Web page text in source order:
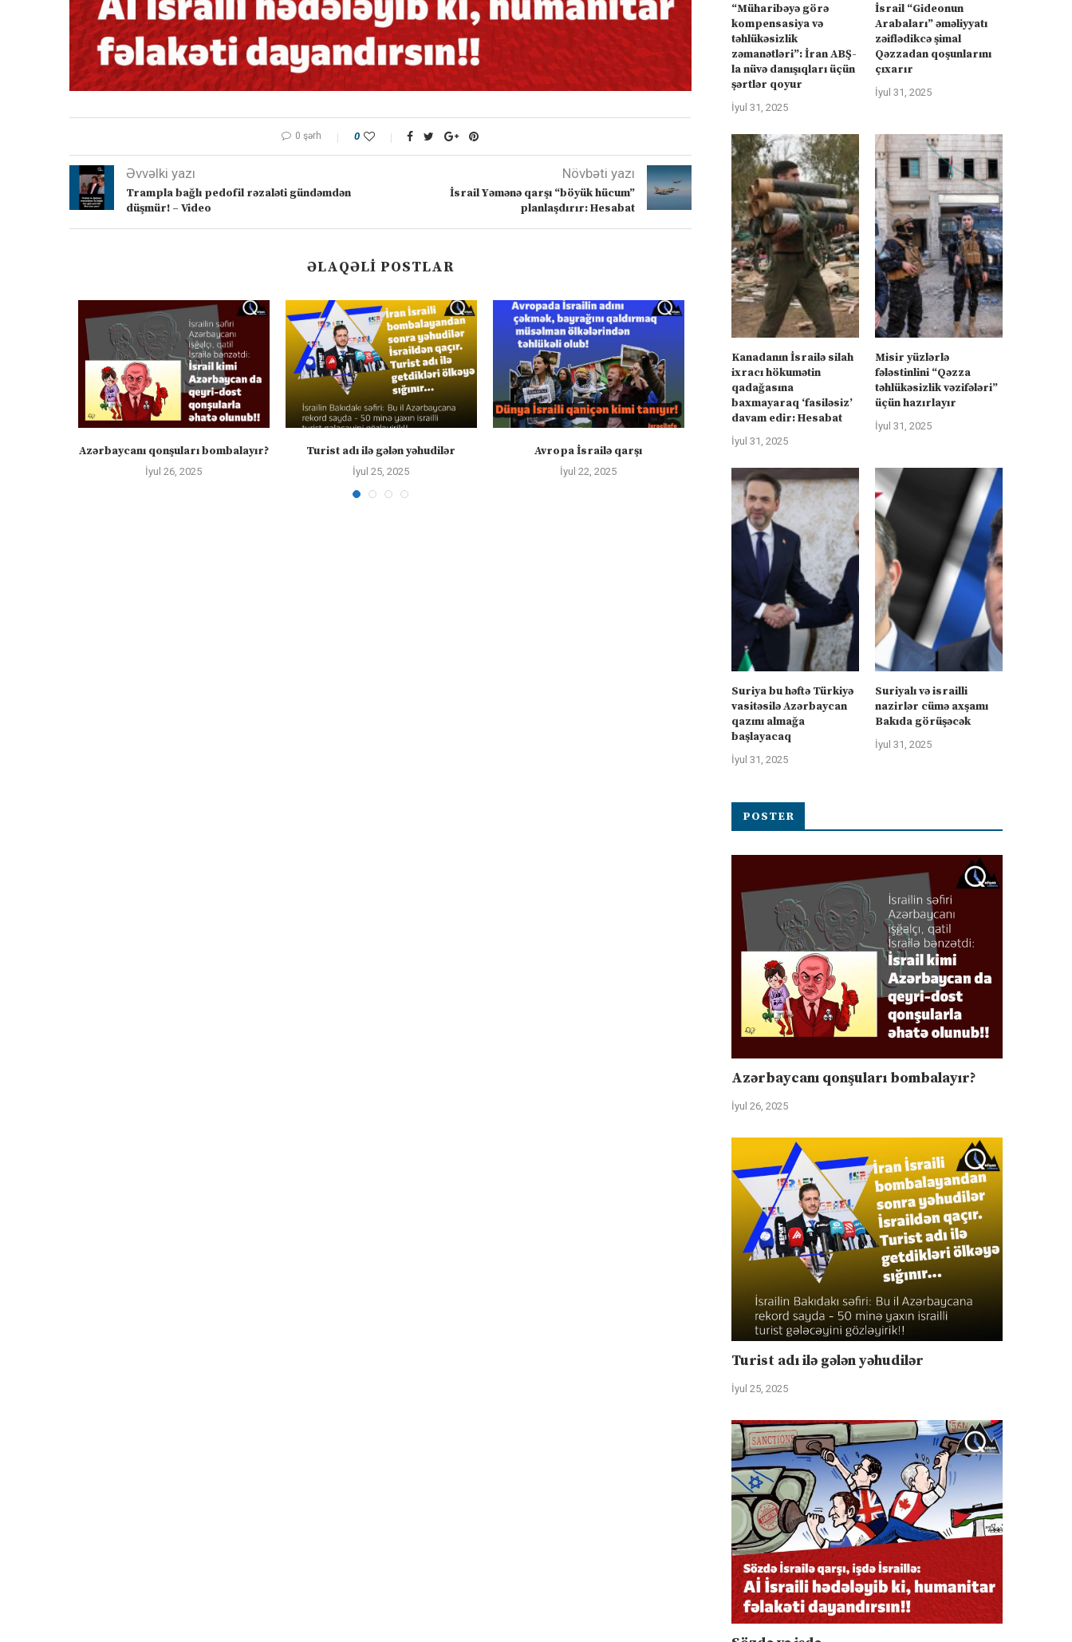
0 şərh 0
Əvvəlki yazı
Trampla bağlı pedofil rəzaləti gündəmdən
düşmür! – Video
Növbəti yazı
İsrail Yəmənə qarşı “böyük hücum”
planlaşdırır: Hesabat
ƏLAQƏLI POSTLAR
Azərbaycanı qonşuları bombalayır?
İyul 26, 2025
Turist adı ilə gələn yəhudilər
İyul 25, 2025
Avropa İsrailə qarşı
İyul 22, 2025
Bakı Kiyevin yanında
İyul 21, 2025 İyul 20, 2025
“Müharibəyə görə
kompensasiya və
təhlükəsizlik
zəmanətləri”: İran ABŞ-
la nüvə danışıqları üçün
şərtlər qoyur
İyul 31, 2025
İsrail “Gideonun
Arabaları” əməliyyatı
zəiflədikcə şimal
Qəzzadan qoşunlarını
çıxarır
İyul 31, 2025
Kanadanın İsrailə silah
ixracı hökumətin
qadağasına
baxmayaraq ‘fasiləsiz’
davam edir: Hesabat
İyul 31, 2025
Misir yüzlərlə
fələstinlini “Qəzza
təhlükəsizlik vəzifələri”
üçün hazırlayır
İyul 31, 2025
Suriya bu həftə Türkiyə
vasitəsilə Azərbaycan
qazını almağa
başlayacaq
İyul 31, 2025
Suriyalı və israilli
nazirlər cümə axşamı
Bakıda görüşəcək
İyul 31, 2025
POSTER
Azərbaycanı qonşuları bombalayır?
İyul 26, 2025
Turist adı ilə gələn yəhudilər
İyul 25, 2025